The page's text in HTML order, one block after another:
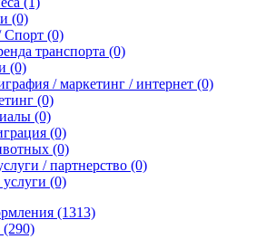
(0)
Спорт (0)
транспорта (0)
(0)
/ маркетинг / интернет (0)
(0)
(0)
(0)
(0)
/ партнерство (0)
(0)
(1313)
(290)